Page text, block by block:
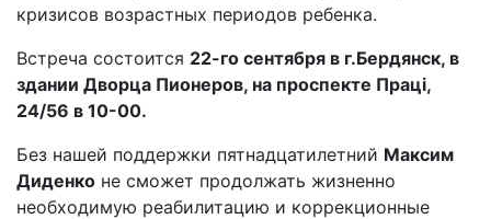
кризисов возрастных периодов ребенка.
Встреча состоится 22-го сентября в г.Бердянск, в
здании Дворца Пионеров, на проспекте Праці,
24/56 в 10-00.
Без нашей поддержки пятнадцатилетний Максим
Диденко не сможет продолжать жизненно
необходимую реабилитацию и коррекционные